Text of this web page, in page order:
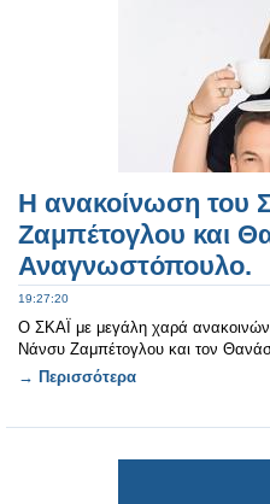
Η ανακοίνωση του
Ζαμπέτογλου και
Αναγνωστόπουλο.
19:27:20
Ο ΣΚΑΪ με μεγάλη χαρά
Νάνσυ Ζαμπέτογλου και τον
→ Περισσότερα